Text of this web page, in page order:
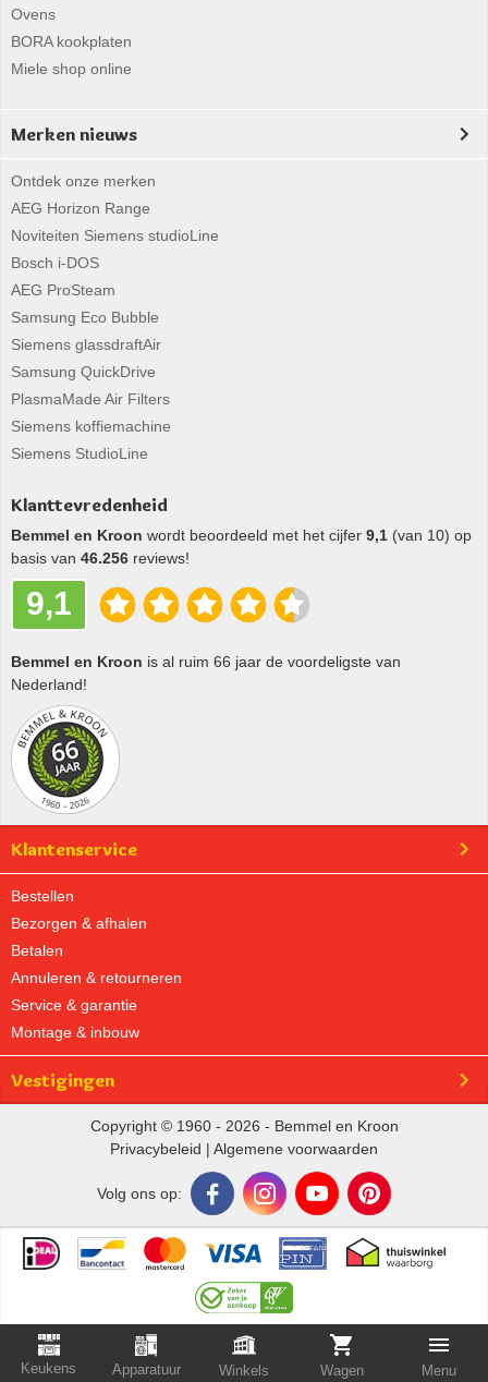
Keukens Apparatuur Winkels Wagen Menu
Ovens
BORA kookplaten
Miele shop online
Merken nieuws
Ontdek onze merken
AEG Horizon Range
Noviteiten Siemens studioLine
Bosch i-DOS
AEG ProSteam
Samsung Eco Bubble
Siemens glassdraftAir
Samsung QuickDrive
PlasmaMade Air Filters
Siemens koffiemachine
Siemens StudioLine
Klanttevredenheid
Bemmel en Kroon wordt beoordeeld met het cijfer 9,1 (van 10) op
basis van 46.256 reviews!
9,1
Bemmel en Kroon is al ruim 66 jaar de voordeligste van
Nederland!
Klantenservice
Bestellen
Bezorgen & afhalen
Betalen
Annuleren & retourneren
Service & garantie
Montage & inbouw
Vestigingen
Copyright © 1960 - 2026 - Bemmel en Kroon
Privacybeleid | Algemene voorwaarden
Volg ons op: